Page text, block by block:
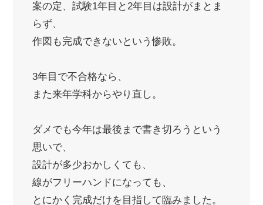
案の定、試験1年目と2年目は設計がまとま
らず、
作図も完成できないという惨敗。
3年目で不合格なら、
また来年学科からやり直し。
ダメでも今年は最後まで書き切ろうという
思いで、
設計が多少おかしくても、
線がフリーハンドになっても、
とにかく完成だけを目指して臨みました。